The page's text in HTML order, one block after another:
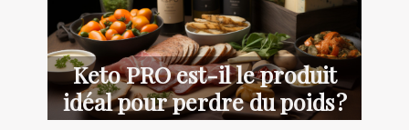
Keto PRO est-il le produit
idéal pour perdre du poids ?